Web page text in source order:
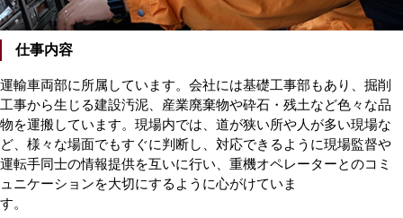
仕事内容
運輸車両部に所属しています。会社には基礎工事部もあり、掘削
工事から生じる建設汚泥、産業廃棄物や砕石・残土など色々な品
物を運搬しています。現場内では、道が狭い所や人が多い現場な
ど、様々な場面でもすぐに判断し、対応できるように現場監督や
運転手同士の情報提供を互いに行い、重機オペレーターとのコミ
ュニケーションを大切にするように心がけていま
す